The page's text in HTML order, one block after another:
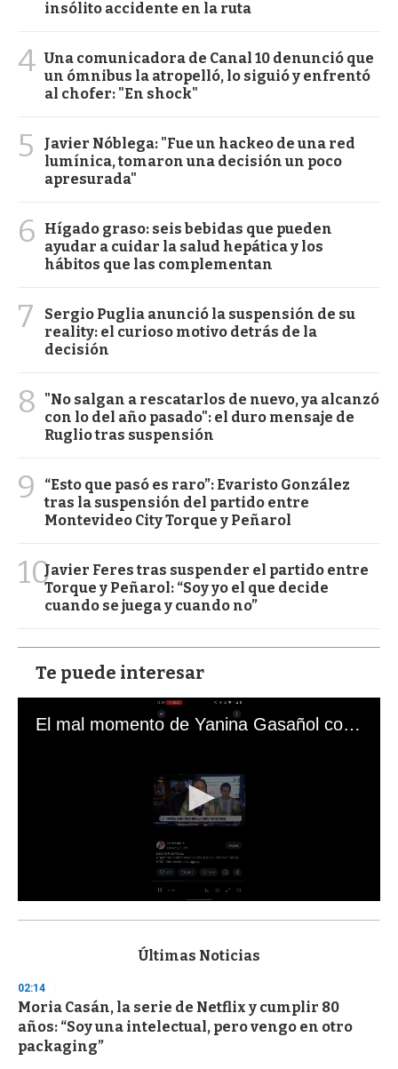
insólito accidente en la ruta
4 Una comunicadora de Canal 10 denunció que
un ómnibus la atropelló, lo siguió y enfrentó
al chofer: "En shock"
5
Javier Nóblega: "Fue un hackeo de una red
lumínica, tomaron una decisión un poco
apresurada"
6
Hígado graso: seis bebidas que pueden
ayudar a cuidar la salud hepática y los
hábitos que las complementan
7
Sergio Puglia anunció la suspensión de su
reality: el curioso motivo detrás de la
decisión
8
"No salgan a rescatarlos de nuevo, ya alcanzó
con lo del año pasado": el duro mensaje de
Ruglio tras suspensión
9
“Esto que pasó es raro”: Evaristo González
tras la suspensión del partido entre
Montevideo City Torque y Peñarol
10Javier Feres tras suspender el partido entre
Torque y Peñarol: “Soy yo el que decide
cuando se juega y cuando no”
Te puede interesar
El mal momento de Yanina Gasañol con un hincha argentino en "Subrayado"
s
d
s
o
f
3
Últimas Noticias
02:14
Moria Casán, la serie de Netflix y cumplir 80
años: “Soy una intelectual, pero vengo en otro
packaging”